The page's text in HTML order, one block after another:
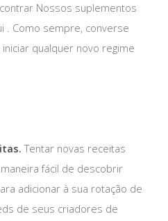
Nossos suplementos
. Como sempre, converse
qualquer novo regime
Tentar novas receitas
fácil de descobrir
adicionar à sua rotação de
de seus criadores de